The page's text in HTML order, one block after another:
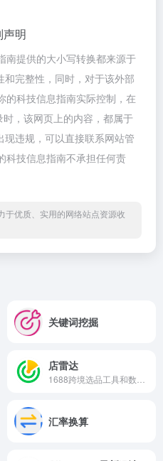
声明
南提供的大小写转换都来源于
完整性，同时，对于该外部
的科技信息指南实际控制，在
，该网页上的内容，都属于
违规，可以直接联系网站管
科技信息指南不承担任何责
于优质、实用的网络站点资源收
关键词挖掘
店雷达
汇率换算